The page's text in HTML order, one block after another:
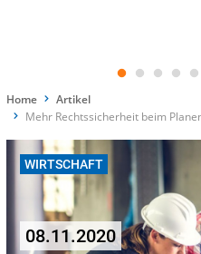
Home
Artikel
Mehr Rechtssicherheit beim
WIRTSCHAFT
08.11.2020